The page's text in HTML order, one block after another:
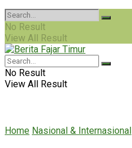
No Result
View All Result
No Result
View All Result
Home Nasional & Internasional